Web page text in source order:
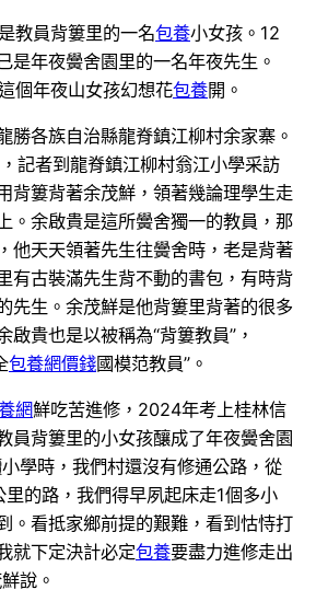
教員背簍里的一名包養小女孩。12
是年夜黌舍園里的一名年夜先生。
個年夜山女孩幻想花包養開。
勝各族自治縣龍脊鎮江柳村余家寨。
記者到龍脊鎮江柳村翁江小學采訪
背簍背著余茂鮮，領著幾論理學生走
。余啟貴是這所黌舍獨一的教員，那
他天天領著先生往黌舍時，老是背著
有古裝滿先生背不動的書包，有時背
先生。余茂鮮是他背簍里背著的很多
啟貴也是以被稱為“背簍教員”，
包養網價錢國模范教員”。
網鮮吃苦進修，2024年考上桂林信
員背簍里的小女孩釀成了年夜黌舍園
學時，我們村還沒有修通公路，從
的路，我們得早夙起床走1個多小
。看抵家鄉前提的艱難，看到怙恃打
就下定決計必定包養要盡力進修走出
說。